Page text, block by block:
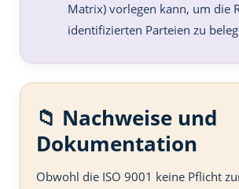
Matrix) vorlegen kann, um die
identifizierten Parteien zu
📁 Nachweise und
Dokumentation
Obwohl die ISO 9001 keine Pflicht